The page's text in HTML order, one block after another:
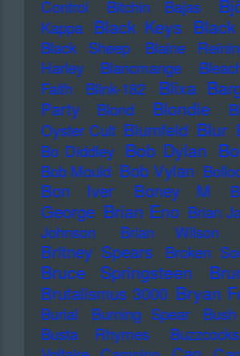
Control
Bitchin Bajas
Kappa Black Keys
Black Sheep Blaine
Harley
Blancmange
Faith
Blink-182 Blixa
Party
Blond Blondie
Oyster Cult Blumfeld Blur
Bo Diddley Bob Dylan
Bob Mould Bob Vylan
Bon Iver Boney M
George Brian Eno Brian
Johnson
Brian Wilson
Britney Spears Broken
Bruce Springsteen
Brutalismus 3000 Bryan
Burial Burning Spear Bush
Busta Rhymes Buzzcocks